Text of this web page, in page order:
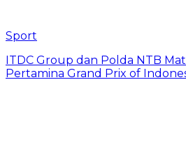
Sport
ITDC Group dan Polda NTB
Pertamina Grand Prix of